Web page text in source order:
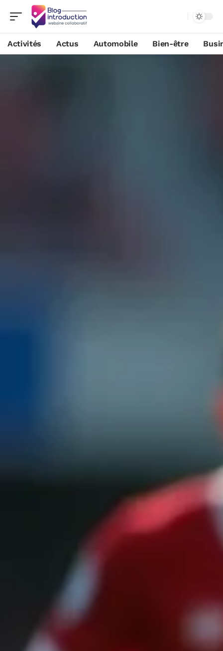
Activités Actus Automobile Bien-être